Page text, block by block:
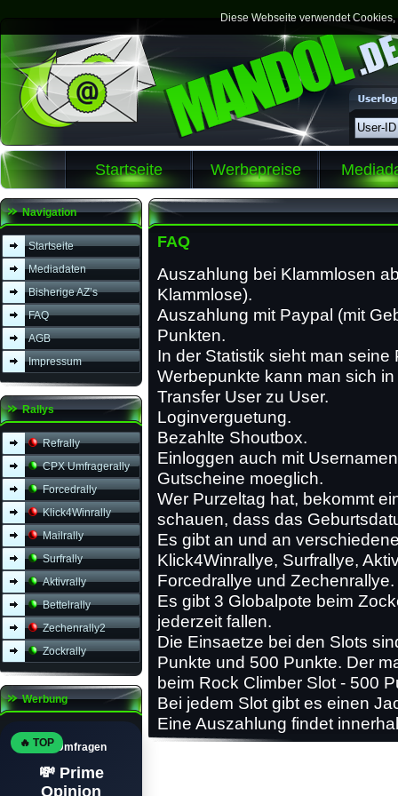
Diese Webseite verwendet
Startseite Werbepreise
Navigation
Startseite
Mediadaten
Bisherige AZ’s
FAQ
AGB
Impressum
Rallys
Refrally
CPX Umfragerally
Forcedrally
Klick4Winrally
Mailrally
Surfrally
Aktivrally
Bettelrally
Zechenrally2
Zockrally
Werbung
🔥 TOP
Top Umfragen
💸 Prime
Opinion
FAQ
Auszahlung bei Klammlosen
Klammlose).
Auszahlung mit Paypal (mit
Punkten.
In der Statistik sieht man seine
Werbepunkte kann man sich
Transfer User zu User.
Loginverguetung.
Bezahlte Shoutbox.
Einloggen auch mit
Gutscheine moeglich.
Wer Purzeltag hat, bekommt
schauen, dass das
Es gibt an und an
Klick4Winrallye, Surfrallye,
Forcedrallye und Zechenrallye.
Es gibt 3 Globalpote beim
jederzeit fallen.
Die Einsaetze bei den Slots
Punkte und 500 Punkte. Der
beim Rock Climber Slot - 500
Bei jedem Slot gibt es einen
Eine Auszahlung findet